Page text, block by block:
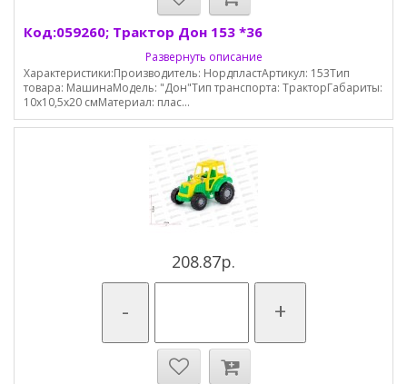
Код:059260; Трактор Дон 153 *36
Развернуть описание
Характеристики:Производитель: НордпластАртикул: 153Тип
товара: МашинаМодель: "Дон"Тип транспорта: ТракторГабариты:
10х10,5х20 смМатериал: плас...
208.87р.
- +